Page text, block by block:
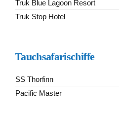
Truk Blue Lagoon Resort
Truk Stop Hotel
Tauchsafarischiffe
SS Thorfinn
Pacific Master